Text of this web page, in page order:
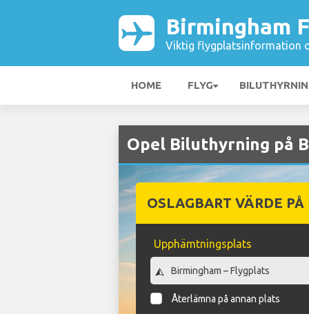
Birmingham
Viktig flygplatsinformation
HOME FLYG
Opel Biluthyrning på
OSLAGBART VÄRDE
Upphämtningsplats
Återlämna på annan plats